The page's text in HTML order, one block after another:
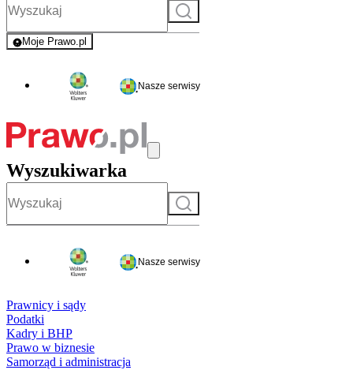
Szukaj
Moje Prawo.pl
- rejestracja i logowanie do serwisu
Nasze serwisy
Wyszukiwarka
Szukaj
Nasze serwisy
Prawnicy i sądy
Podatki
Kadry i BHP
Prawo w biznesie
Samorząd i administracja